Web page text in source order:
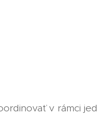
v rámci